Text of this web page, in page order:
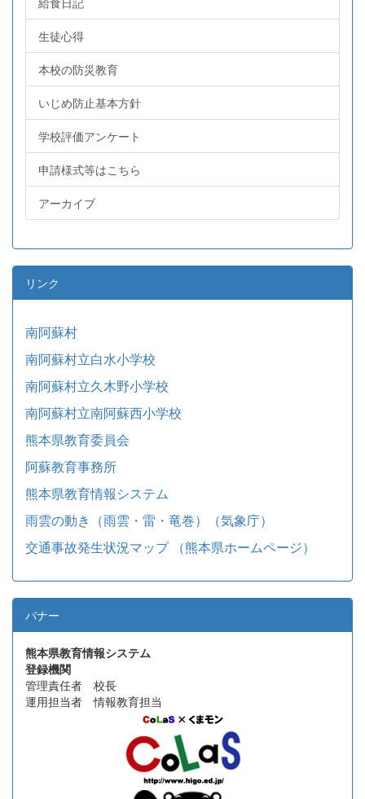
生徒心得
本校の防災教育
いじめ防止基本方針
学校評価アンケート
申請様式等はこちら
アーカイブ
リンク
南阿蘇村
南阿蘇村立白水小学校
南阿蘇村立久木野小学校
南阿蘇村立南阿蘇西小学校
熊本県教育委員会
阿蘇教育事務所
熊本県教育情報システム
雨雲の動き（雨雲・雷・竜巻）（気象庁）
交通事故発生状況マップ （熊本県ホームページ）
バナー
熊本県教育情報システム
登録機関
管理責任者 校長
運用担当者 情報教育担当